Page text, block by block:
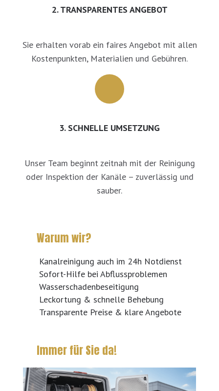
2. TRANSPARENTES ANGEBOT
Sie erhalten vorab ein faires Angebot mit allen
Kostenpunkten, Materialien und Gebühren.
3. SCHNELLE UMSETZUNG
Unser Team beginnt zeitnah mit der Reinigung
oder Inspektion der Kanäle – zuverlässig und
sauber.
Warum wir?
Kanalreinigung auch im 24h Notdienst
Sofort-Hilfe bei Abflussproblemen
Wasserschadenbeseitigung
Leckortung & schnelle Behebung
Transparente Preise & klare Angebote
Immer für Sie da!